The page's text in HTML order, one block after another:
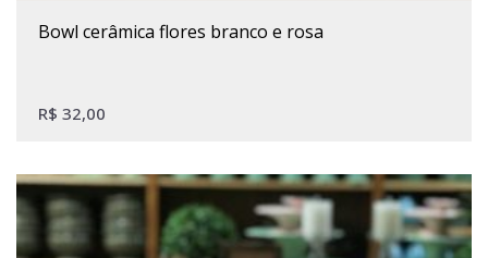
bowl cerâmica flores branco e rosa
R$ 32,00